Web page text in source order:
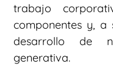
trabajo
componentes y, a
desarrollo de
generativa.